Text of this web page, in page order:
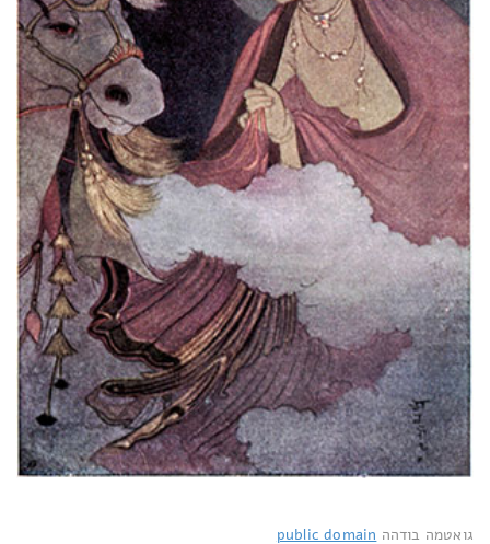
גואטמה בודהה public domain